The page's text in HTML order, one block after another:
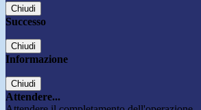
Chiudi
Successo
Chiudi
Informazione
Chiudi
Attendere...